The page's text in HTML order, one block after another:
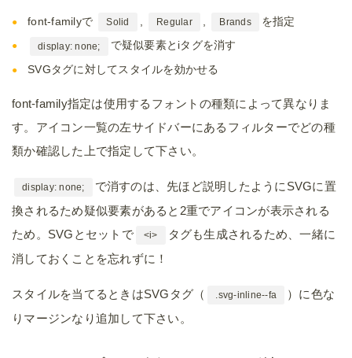
font-familyで Solid Regular Brands を指定
display: none;
で疑似要素とiタグを消す
SVGタグに対してスタイルを効かせる
font-family指定は使用するフォントの種類によって異なりま
す。アイコン一覧の左サイドバーにあるフィルターでどの種
類か確認した上で指定して下さい。
display: none;
で消すのは、先ほど説明したようにSVGに置
換されるため疑似要素があると2重でアイコンが表示される
ため。SVGとセットで
<i>
タグも生成されるため、一緒に
消しておくことを忘れずに！
スタイルを当てるときはSVGタグ（ .svg-inline--fa
）に色な
りマージンなり追加して下さい。